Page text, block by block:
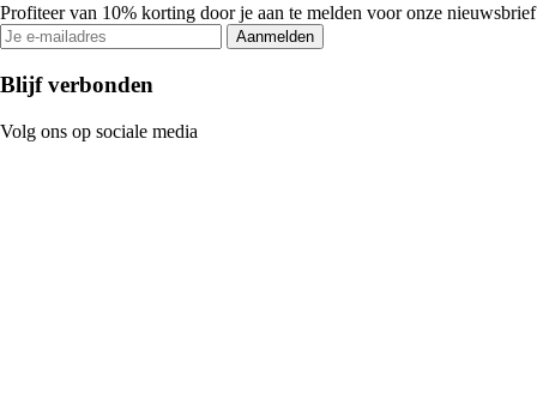
Profiteer van 10% korting door je aan te melden voor onze nieuwsbrief
Aanmelden
Blijf verbonden
Volg ons op sociale media